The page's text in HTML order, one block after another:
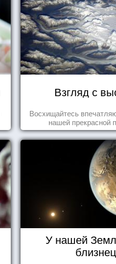
Взгляд с
Восхищайтесь
нашей прекрасной
У нашей
близнец